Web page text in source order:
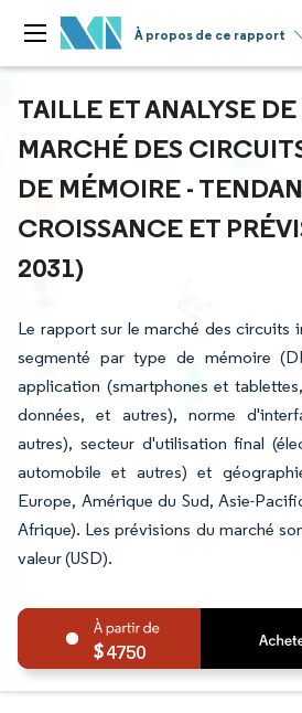
À propos de ce rapport
TAILLE ET ANALYSE
MARCHÉ DES
DE MÉMOIRE -
CROISSANCE ET
2031)
Le rapport sur le marché des circuits
segmenté par type de mémoire
application (smartphones et
données, et autres), norme
autres), secteur d'utilisation final
automobile et autres) et
Europe, Amérique du Sud, Asie-
Afrique). Les prévisions du marché
valeur (USD).
4750